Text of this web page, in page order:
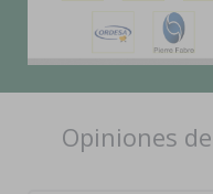
Opiniones